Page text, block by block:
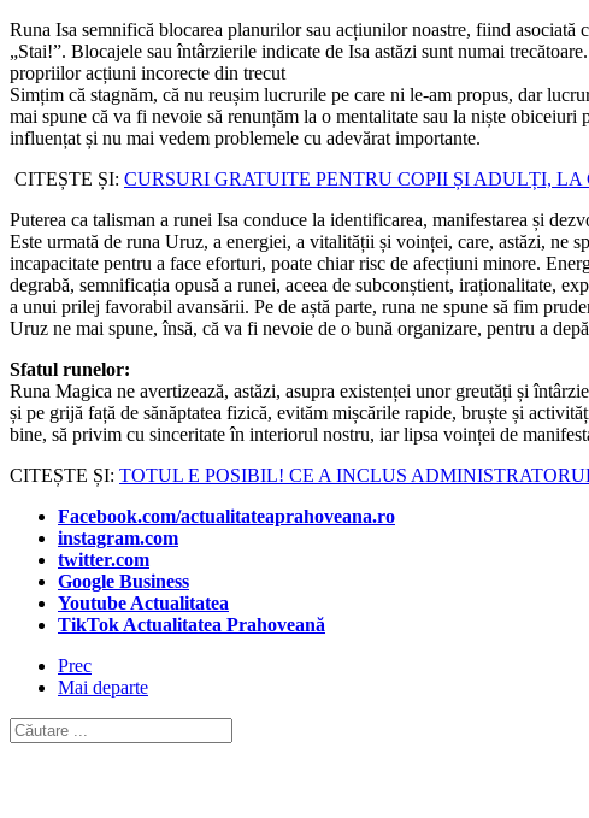
Runa Isa semnifică blocarea planurilor sau acțiunilor noastre, fiind asociată
„Stai!”. Blocajele sau întârzierile indicate de Isa astăzi sunt numai
propriilor acțiuni incorecte din trecut
Simțim că stagnăm, că nu reușim lucrurile pe care ni le-am propus, dar
mai spune că va fi nevoie să renunțăm la o mentalitate sau la niște obiceiuri
influențat și nu mai vedem problemele cu adevărat importante.
CITEȘTE ȘI: CURSURI GRATUITE PENTRU COPII ȘI ADULȚI,
Puterea ca talisman a runei Isa conduce la identificarea, manifestarea și
Este urmată de runa Uruz, a energiei, a vitalității și voinței, care, astăzi, ne
incapacitate pentru a face eforturi, poate chiar risc de afecțiuni minore.
degrabă, semnificația opusă a runei, aceea de subconștient, iraționalitate,
a unui prilej favorabil avansării. Pe de aștă parte, runa ne spune să fim
Uruz ne mai spune, însă, că va fi nevoie de o bună organizare, pentru a
Sfatul runelor:
Runa Magica ne avertizează, astăzi, asupra existenței unor greutăți și
și pe grijă față de sănăptatea fizică, evităm mișcările rapide, bruște și
bine, să privim cu sinceritate în interiorul nostru, iar lipsa voinței de
CITEȘTE ȘI: TOTUL E POSIBIL! CE A INCLUS
Facebook.com/actualitateaprahoveana.ro
instagram.com
twitter.com
Google Business
Youtube Actualitatea
TikTok Actualitatea Prahoveană
Prec
Mai departe